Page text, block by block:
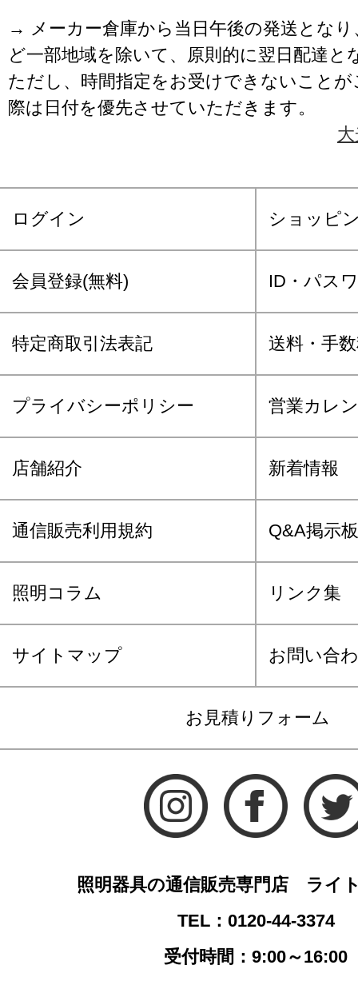
→ メーカー倉庫から当日午後の発送となり
ど一部地域を除いて、原則的に翌日配達と
ただし、時間指定をお受けできないこと
際は日付を優先させていただきます。
ログイン ショッピ
会員登録(無料) ID・パス
特定商取引法表記 送料・手
プライバシーポリシー 営業カレ
店舗紹介 新着情報
通信販売利用規約 Q&A掲示板
照明コラム リンク集
サイトマップ お問い合
お見積りフォーム
照明器具の通信販売専門店 ライ
TEL：0120-44-3374
受付時間：9:00～16:00